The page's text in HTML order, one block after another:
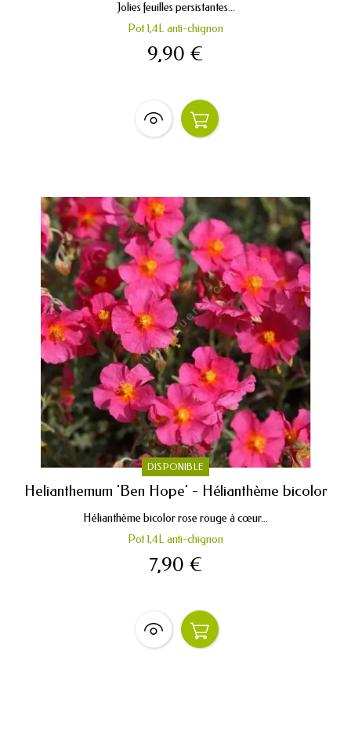
Jolies feuilles persistantes...
Pot 1,4L anti-chignon
9,90 €
DISPONIBLE
Helianthemum 'Ben Hope' - Hélianthème bicolor
Hélianthème bicolor rose rouge à cœur...
Pot 1,4L anti-chignon
7,90 €